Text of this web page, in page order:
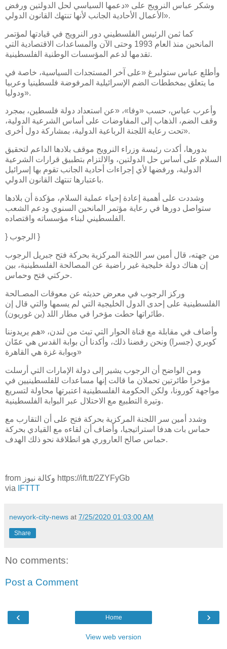
وشكر عباس النرويج على «دعمها السياسي لحل الدولتين ورفض
الأعمال الأحادية الجانب لأنها تنتهك القانون الدولي».
كما ثمن الرئيس الفلسطيني دور النرويج في قيادتها لمؤتمر
المانحين منذ العام 1993 وحتى الآن والمساعدات الاقتصادية التي
تقدمها لدعم المؤسسات الوطنية الفلسطينية.
وأطلع عباس ستولبرغ «على آخر المستجدات السياسية، خاصة في
ما يتعلق بمخططات الضم الإسرائيلية المرفوضة فلسطينيا وعربيا
ودوليا».
وأعرب عباس، حسب «وفا»، «عن استعداد دولة فلسطين، بمجرد
وقف الضم، الذهاب إلى المفاوضات على أساس الشرعية الدولية،
تحت رعاية اللجنة الرباعية الدولية، بمشاركة دول أخرى».
بدورها، أكدت رئيسة وزراء النرويج موقف بلادها الداعم لتحقيق
السلام على أساس حل الدولتين، والالتزام بتطبيق قرارات الشرعية
الدولية، ورفضها لأي إجراءات أحادية الجانب تقوم بها إسرائيل
باعتبارها تنتهك القانون الدولي.
وشددت على أهمية إعادة إحياء عملية السلام، مؤكدة أن بلادها
ستواصل دورها في رعاية مؤتمر المانحين السنوي ودعم الشعب
الفلسطيني لبناء مؤسساته واقتصاده.
} الرجوب }
من جهته، قال أمين سر اللجنة المركزية بحركة فتح جبريل الرجوب
إن هناك دولة خليجية غير راضية عن المصالحة الفلسطينية، بين
حركتي فتح وحماس.
وركز الرجوب في معرض حديثه عن معوقات المصـالحة
الفلسطينية على إحدى الدول الخليجية التي لم يسمها والتي قال إن
طائراتها حطت مؤخرا في مطار اللد (بن غوريون).
وأضاف في مقابلة مع قناة الحوار التي تبث من لندن، «هم يريدوننا
كوبري (جسرا) ونحن رفضنا ذلك، وأكدنا أن بوابة القدس هي عمّان
وبوابة غزة هي القاهرة»
ومن الواضح أن الرجوب يشير إلى دولة الإمارات التي أرسلت
مؤخرا طائرتين تحملان ما قالت إنها مساعدات للفلسطينيين في
مواجهة كورونا، ولكن الحكومة الفلسطينية اعتبرتها محاولة لتسريع
وتيرة التطبيع مع الاحتلال عبر البوابة الفلسطينية.
وشدد أمين سر اللجنة المركزية بحركة فتح على أن التقارب مع
حماس بات هدفا استراتيجيا، وأضاف أن لقاءه مع القيادي بحركة
حماس صالح العاروري هو انطلاقة نحو ذلك الهدف.
from وكالة نيوز https://ift.tt/2ZYFyGb
via
IFTTT
newyork-city-news at 7/25/2020 01:03:00 AM
Share
No comments:
Post a Comment
‹ ›
Home
View web version